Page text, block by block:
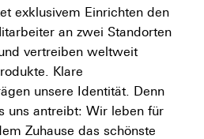
exklusivem Einrichten den
an zwei Standorten
vertreiben weltweit
Klare
unsere Identität. Denn
uns antreibt: Wir leben für
Zuhause das schönste